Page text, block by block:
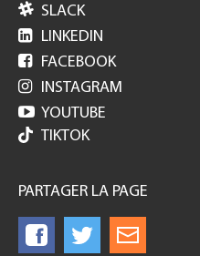
 SLACK
 LINKEDIN
 FACEBOOK
 INSTAGRAM
 YOUTUBE
TIKTOK
PARTAGER LA PAGE